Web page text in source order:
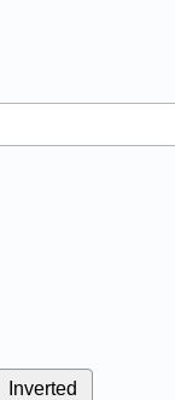
Inverted